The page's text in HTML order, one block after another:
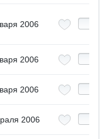
2006
2006
2006
2006